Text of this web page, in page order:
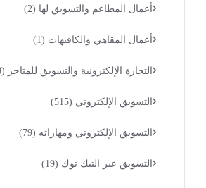
أعمال المطاعم والتسويق لها (2)
أعمال المقاهي والكافيهات (1)
التجارة الإلكترونية والتسويق للمتاجر (38)
التسويق الإلكتروني (515)
التسويق الإلكتروني ومهاراته (79)
التسويق عبر التيك توك (19)